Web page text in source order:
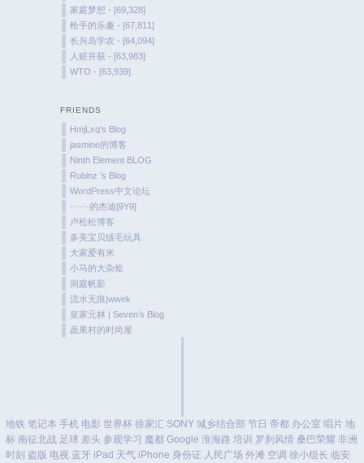
家庭梦想 - [69,328]
枪手的乐趣 - [67,811]
长兴岛学农 - [64,094]
人赃并获 - [63,983]
WTO - [63,939]
FRIENDS
HmjLxq's Blog
jasmine的博客
Ninth Element BLOG
Rubinz ’s Blog
WordPress中文论坛
······的杰迪[θYθ]
卢松松博客
多美宝贝绒毛玩具
大家爱有米
小马的大杂烩
洞庭帆影
流水无痕|wwek
皇家元林 | Seven’s Blog
蔬果村的时尚屋
地铁 笔记本 手机 电影 世界杯 徐家汇 SONY 城乡结合部 节日 帝都 办公室 唱片 地
标 南征北战 足球 差头 参观学习 魔都 Google 淮海路 培训 罗刹风情 桑巴荣耀 非洲
时刻 盗版 电视 蓝牙 iPad 天气 iPhone 身份证 人民广场 外滩 空调 徐小组长 临安